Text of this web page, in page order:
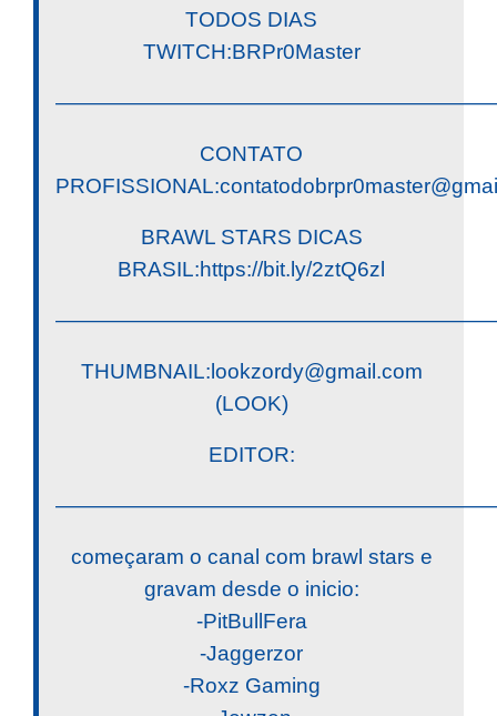
TODOS DIAS
TWITCH:BRPr0Master
CONTATO
PROFISSIONAL:
BRAWL STARS DICAS
BRASIL:https://bit.ly/2ztQ6zl
THUMBNAIL:lookzordy@gmail.com
(LOOK)
EDITOR:
começaram o canal com brawl stars e
gravam desde o inicio:
-PitBullFera
-Jaggerzor
-Roxz Gaming